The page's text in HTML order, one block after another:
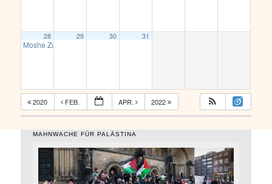
28
Moshe Zuckermann: „Ist Israel ein Apartheidstaat?“
29 30 31
2020 FEB. APR. 2022
MAHNWACHE FÜR PALÄSTINA